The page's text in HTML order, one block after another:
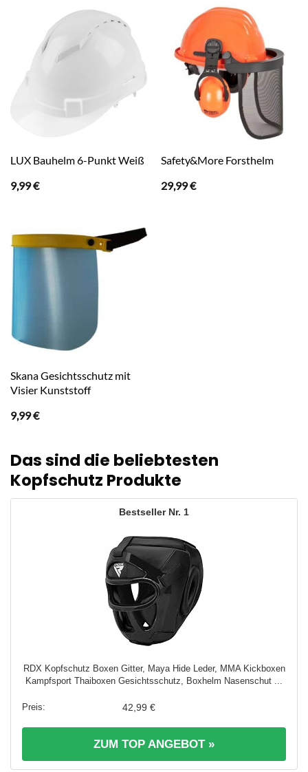
LUX Bauhelm 6-Punkt Weiß
9,99€
Safety&More Forsthelm
29,99€
Skana Gesichtsschutz mit
Visier Kunststoff
9,99€
Das sind die beliebtesten
Kopfschutz Produkte
1
RDX Kopfschutz Boxen Gitter, Maya Hide Leder, MMA Kickboxen
Kampfsport Thaiboxen Gesichtsschutz, Boxhelm Nasenschut ...
42,99 €
ZUM TOP ANGEBOT »